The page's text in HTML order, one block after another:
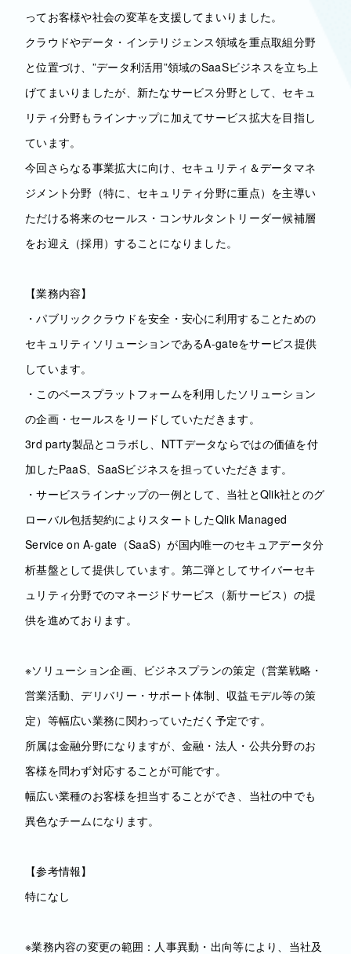
ってお客様や社会の変革を支援してまいりました。
クラウドやデータ・インテリジェンス領域を重点取組分野
と位置づけ、”データ利活用”領域のSaaSビジネスを立ち上
げてまいりましたが、新たなサービス分野として、セキュ
リティ分野もラインナップに加えてサービス拡大を目指し
ています。
今回さらなる事業拡大に向け、セキュリティ＆データマネ
ジメント分野（特に、セキュリティ分野に重点）を主導い
ただける将来のセールス・コンサルタントリーダー候補層
をお迎え（採用）することになりました。
【業務内容】
・パブリッククラウドを安全・安心に利用することための
セキュリティソリューションであるA-gateをサービス提供
しています。
・このベースプラットフォームを利用したソリューション
の企画・セールスをリードしていただきます。
3rd party製品とコラボし、NTTデータならではの価値を付
加したPaaS、SaaSビジネスを担っていただきます。
・サービスラインナップの一例として、当社とQlik社とのグ
ローバル包括契約によりスタートしたQlik Managed
Service on A-gate（SaaS）が国内唯一のセキュアデータ分
析基盤として提供しています。第二弾としてサイバーセキ
ュリティ分野でのマネージドサービス（新サービス）の提
供を進めております。
※ソリューション企画、ビジネスプランの策定（営業戦略・
営業活動、デリバリー・サポート体制、収益モデル等の策
定）等幅広い業務に関わっていただく予定です。
所属は金融分野になりますが、金融・法人・公共分野のお
客様を問わず対応することが可能です。
幅広い業種のお客様を担当することができ、当社の中でも
異色なチームになります。
【参考情報】
特になし
※業務内容の変更の範囲：人事異動・出向等により、当社及